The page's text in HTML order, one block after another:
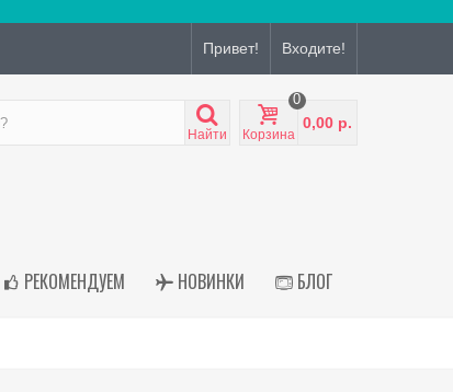
Привет! Входите!
Найти Корзина
0
0,00 р.
РЕКОМЕНДУЕМ НОВИНКИ БЛОГ